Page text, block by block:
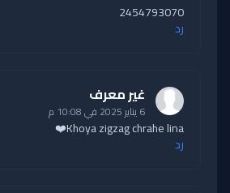
2454793070
رد
غير معرف
6 يناير 2025 في 10:08 م
Khoya zigzag chrahe lina❤️
رد